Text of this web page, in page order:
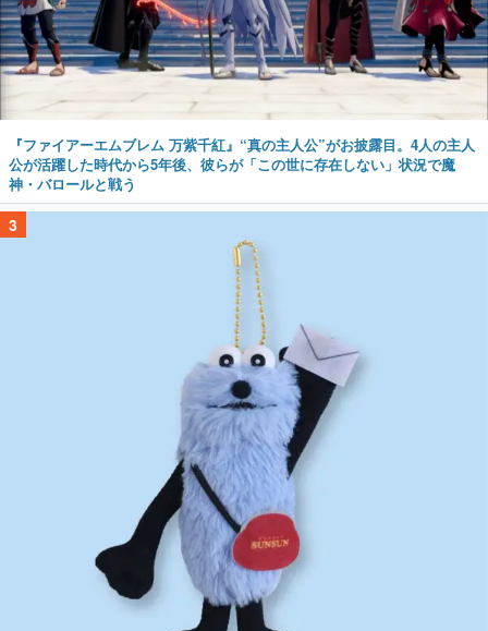
『ファイアーエムブレム 万紫千紅』“真の主人公”がお披露目。4人の主人
公が活躍した時代から5年後、彼らが「この世に存在しない」状況で魔
神・バロールと戦う
3